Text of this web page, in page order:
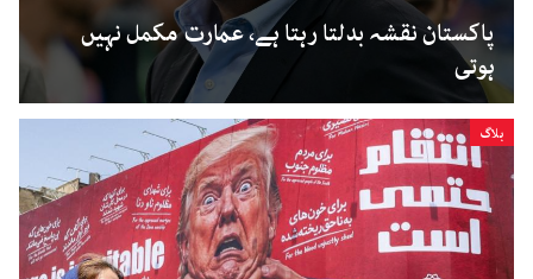
پاکستان نقشہ بدلتا رہتا ہے، عمارت مکمل نہیں
ہوتی
بلاگ